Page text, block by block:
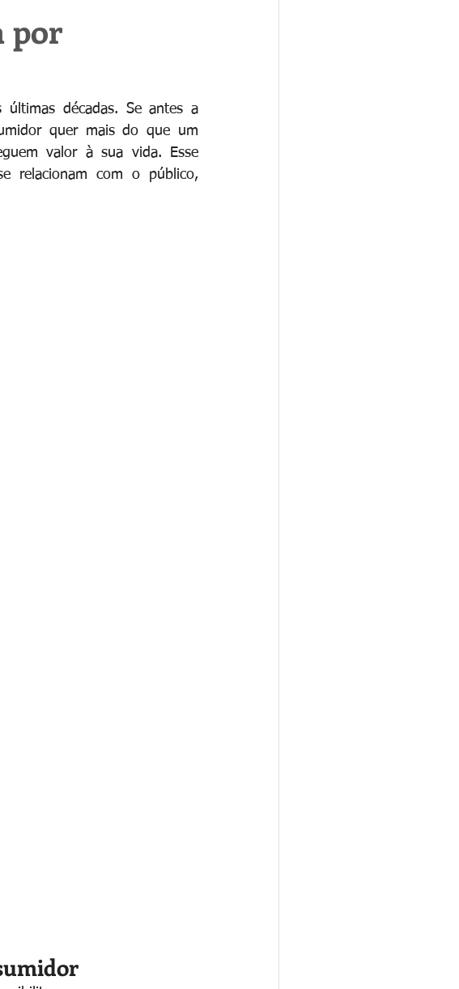
por
últimas décadas. Se antes a
quer mais do que um
valor à sua vida. Esse
relacionam com o público,